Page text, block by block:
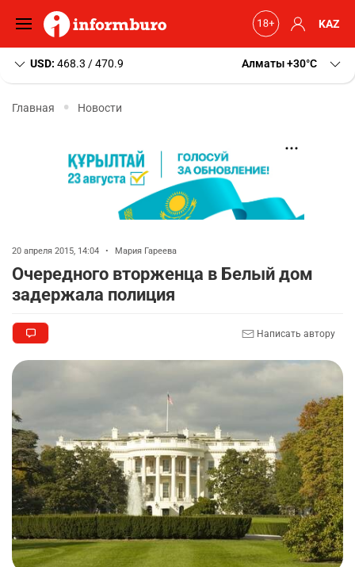
KAZ
USD: 468.3 / 470.9 Алматы+30 C
Главная Новости
20 апреля 2015, 14:04 • Мария Гареева
Очередного вторженца в Белый дом
задержала полиция
Написать автору